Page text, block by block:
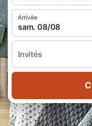
Arrivée
sam. 08/08
Invités